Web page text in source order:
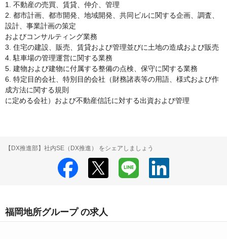
1. 不動産の売買、賃貸、仲介、管理
2. 都市計画、都市開発、地域開発、共同ビルに関する企画、調査、
設計、事業計画の策定
およびコンサルティング業務
3. 住宅の建設、販売、賃貸および管理並びに土地の造成および販売
4. 駐車場の管理運営に関する業務
5. 建物および建物に付属する整備の点検、保守に関する業務
6. 特定目的会社、特別目的会社（財務諸表等の用語、様式および作
成方法に関する規則
に定める会社）および不動産信託に対する出資および管理
【DX推進部】社内SE（DX推進） をシェアしましょう
福岡地所グループ の求人